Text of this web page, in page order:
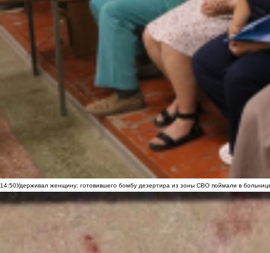
14:50Удерживал женщину: готовившего бомбу дезертира из зоны СВО поймали в